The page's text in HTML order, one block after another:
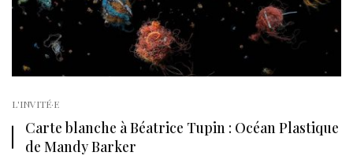
L'INVITÉ·E
Carte blanche à Béatrice Tupin : Océan Plastique
de Mandy Barker